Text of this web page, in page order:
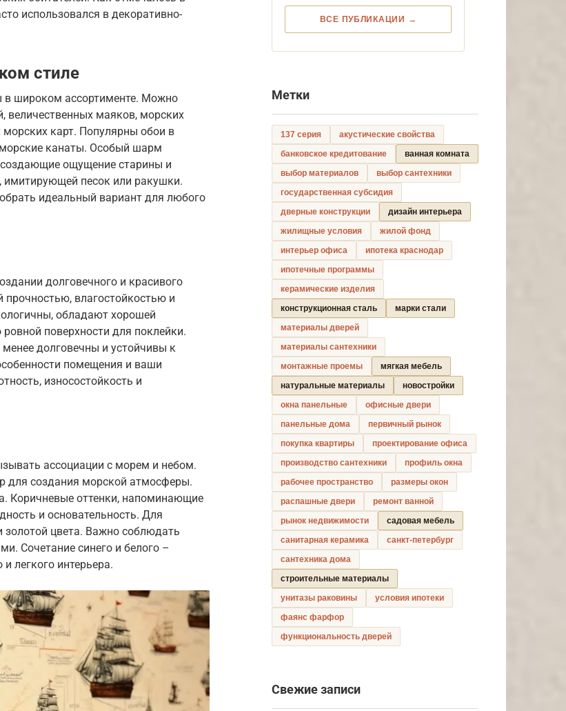
использовался в декоративно-
стиле
в широком ассортименте. Можно
величественных маяков, морских
карт. Популярны обои в
канаты. Особый шарм
ощущение старины и
имитирующей песок или ракушки.
идеальный вариант для любого
долговечного и красивого
влагостойкостью и
обладают хорошей
поверхности для поклейки.
долговечны и устойчивы к
помещения и ваши
износостойкость и
ассоциации с морем и небом.
для создания морской атмосферы.
Коричневые оттенки, напоминающие
и основательность. Для
цвета. Важно соблюдать
Сочетание синего и белого –
легкого интерьера.
ВСЕ ПУБЛИКАЦИИ →
Метки
137 серия
акустические свойства
банковское кредитование
ванная комната
выбор материалов
выбор сантехники
государственная субсидия
дверные конструкции
дизайн интерьера
жилищные условия
жилой фонд
интерьер офиса
ипотека краснодар
ипотечные программы
керамические изделия
конструкционная сталь
марки стали
материалы дверей
материалы сантехники
монтажные проемы
мягкая мебель
натуральные материалы
новостройки
окна панельные
офисные двери
панельные дома
первичный рынок
покупка квартиры
проектирование офиса
производство сантехники
профиль окна
рабочее пространство
размеры окон
распашные двери
ремонт ванной
рынок недвижимости
садовая мебель
санитарная керамика
санкт-петербург
сантехника дома
строительные материалы
унитазы раковины
условия ипотеки
фаянс фарфор
функциональность дверей
Свежие записи